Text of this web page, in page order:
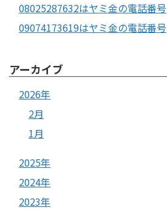
08025287632はヤミ金の電話番号
09074173619はヤミ金の電話番号
アーカイブ
2026年
2月
1月
2025年
2024年
2023年